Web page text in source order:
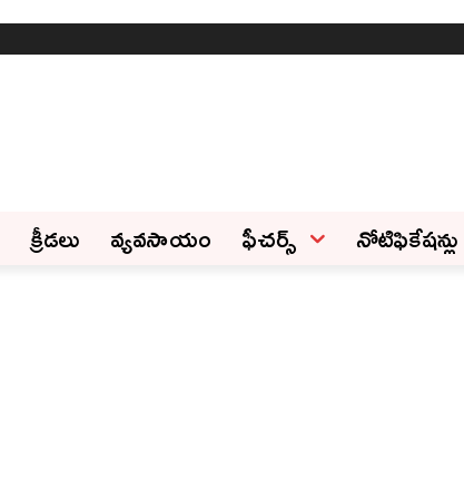
క్రీడలు వ్యవసాయం ఫీచ‌ర్స్ ‌ నోటిఫికేషన్లు